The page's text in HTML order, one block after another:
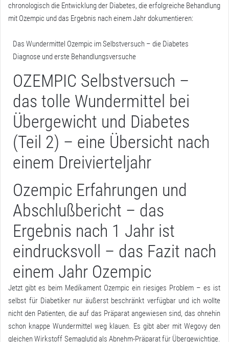
chronologisch die Entwicklung der Diabetes, die erfolgreiche Behandlung
mit Ozempic und das Ergebnis nach einem Jahr dokumentieren:
Das Wundermittel Ozempic im Selbstversuch– die Diabetes
Diagnose und erste Behandlungsversuche
OZEMPIC Selbstversuch –
das tolle Wundermittel bei
Übergewicht und Diabetes
(Teil 2) – eine Übersicht nach
einem Dreivierteljahr
Ozempic Erfahrungen und
Abschlußbericht – das
Ergebnis nach 1 Jahr ist
eindrucksvoll – das Fazit nach
einem Jahr Ozempic
Jetzt gibt es beim Medikament Ozempic ein riesiges Problem – es ist
selbst für Diabetiker nur äußerst beschränkt verfügbar und ich wollte
nicht den Patienten, die auf das Präparat angewiesen sind, das ohnehin
schon knappe Wundermittel weg klauen. Es gibt aber mit Wegovy den
gleichen Wirkstoff Semaglutid als Abnehm-Präparat für Übergewichtige.